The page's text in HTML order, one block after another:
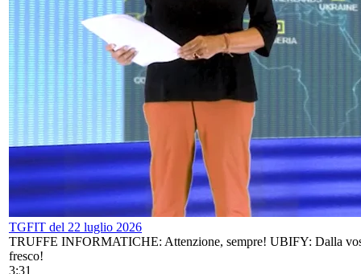
TGFIT del 22 luglio 2026
TRUFFE INFORMATICHE: Attenzione, sempre! UBIFY: Dalla
fresco!
3:31